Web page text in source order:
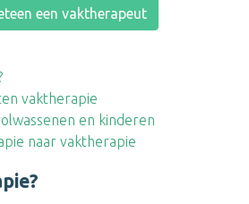
een vaktherapeut
vaktherapie
en kinderen
naar vaktherapie